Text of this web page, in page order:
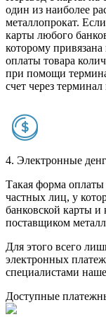
один из наиболее
металлопрокат.
карты любого
которому привязана
оплаты товара
при помощи
счет через
4. Электронные
Такая форма
частных лиц, у
банковской карты и
поставщиком
Для этого всего
электронных
специалистами
Доступные